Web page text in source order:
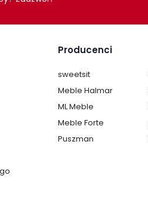
Producenci
sweetsit
Meble Halmar
ML Meble
Meble Forte
Puszman